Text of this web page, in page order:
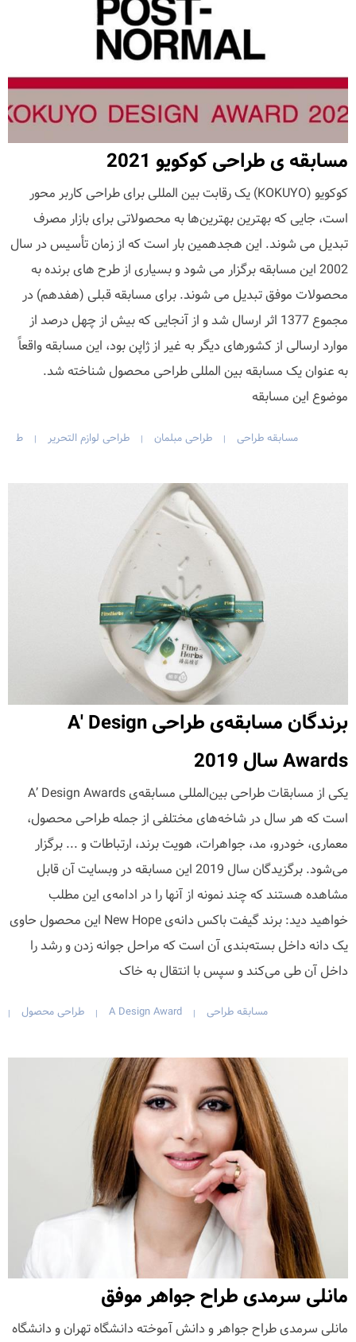
مسابقه ی طراحی کوکویو 2021
کوکویو (KOKUYO) یک رقابت بین المللی برای طراحی کاربر محور
است، جایی که بهترین بهترین‌ها به محصولاتی برای بازار مصرف
تبدیل می شوند. این هجدهمین بار است که از زمان تأسیس در سال
2002 این مسابقه برگزار می شود و بسیاری از طرح های برنده به
محصولات موفق تبدیل می شوند. برای مسابقه قبلی (هفدهم) در
مجموع 1377 اثر ارسال شد و از آنجایی که بیش از چهل درصد از
موارد ارسالی از کشورهای دیگر به غیر از ژاپن بود، این مسابقه واقعاً
به عنوان یک مسابقه بین المللی طراحی محصول شناخته شد.
موضوع این مسابقه
مسابقه طراحی | طراحی مبلمان | طراحی لوازم التحریر | ط
برندگان مسابقه‌ی طراحی A' Design
Awards سال 2019
یکی از مسابقات طراحی بین‌المللی مسابقه‌ی A’ Design Awards
است که هر سال در شاخه‌های مختلفی از جمله طراحی محصول،
معماری، خودرو، مد، جواهرات، هویت برند، ارتباطات و ... برگزار
می‌شود. برگزیدگان سال 2019 این مسابقه در وبسایت آن قابل
مشاهده هستند که چند نمونه از آنها را در ادامه‌ی این مطلب
خواهید دید: برند گیفت باکس دانه‌ی New Hope این محصول حاوی
یک دانه داخل بسته‌بندی آن است که مراحل جوانه زدن و رشد را
داخل آن طی می‌کند و سپس با انتقال به خاک
مسابقه طراحی |
A Design Award
| طراحی محصول |
مانلی سرمدی طراح جواهر موفق
مانلی سرمدی طراح جواهر و دانش آموخته دانشگاه تهران و دانشگاه